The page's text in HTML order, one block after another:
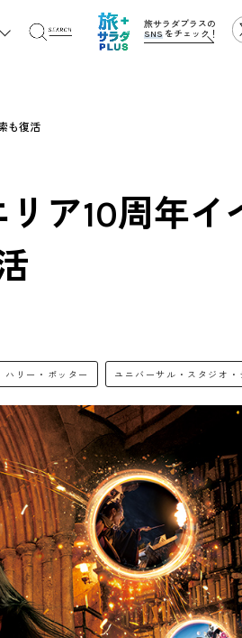
旅サラダプラスの
SNS をチェック！
も復活
ア10周年イ
ハリー・ポッター ユニバーサル・スタジオ・